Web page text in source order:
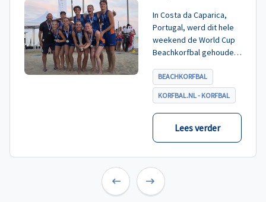
In Costa da Caparica,
Portugal, werd dit hele
weekend de World Cup
Beachkorfbal gehouden.
tegen België, die
eindigde in shoot-outs,
was het Nederland dat
er met het goud vandoor
BEACHKORFBAL
KORFBAL.NL - KORFBAL
Lees verder